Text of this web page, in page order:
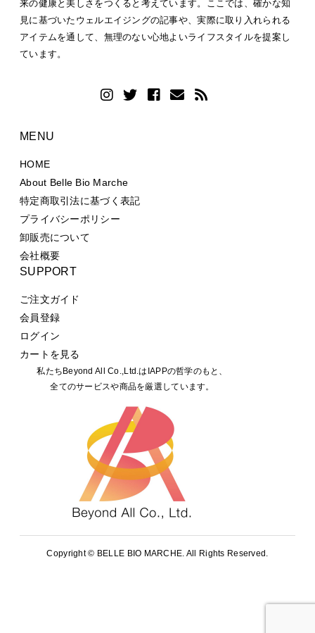
来の健康と美しさをつくると考えています。ここでは、確かな知
見に基づいたウェルエイジングの記事や、実際に取り入れられる
アイテムを通して、無理のない心地よいライフスタイルを提案し
ています。
MENU
HOME
About Belle Bio Marche
特定商取引法に基づく表記
プライバシーポリシー
卸販売について
会社概要
SUPPORT
ご注文ガイド
会員登録
ログイン
カートを見る
私たちBeyond All Co.,Ltd.はIAPPの哲学のもと、
全てのサービスや商品を厳選しています。
Copyright © BELLE BIO MARCHE. All Rights Reserved.